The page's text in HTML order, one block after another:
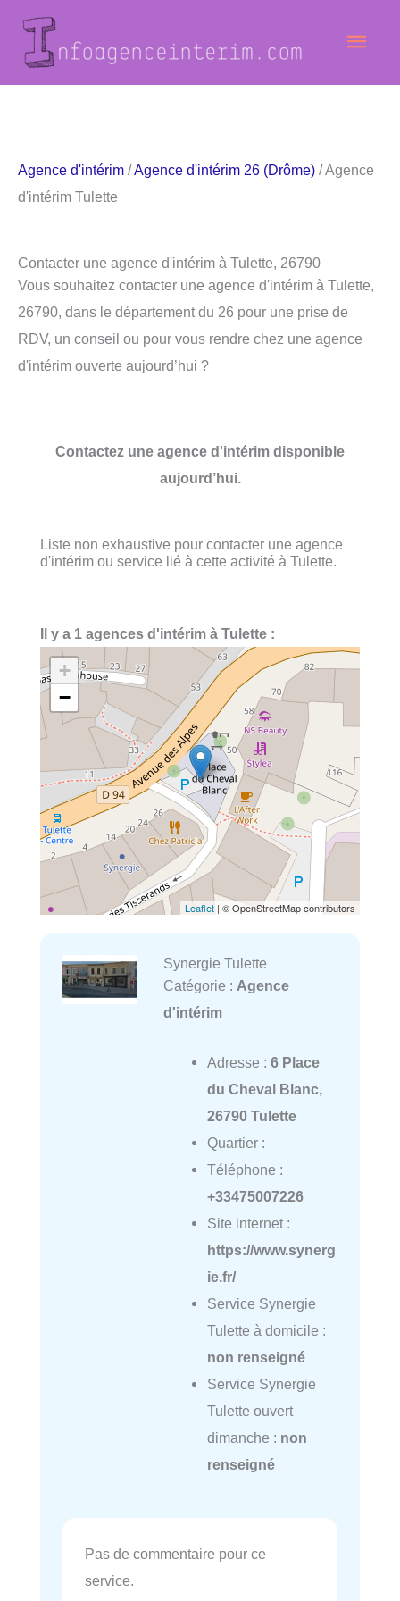
contenu
Agence d'intérim /Agence d'intérim 26 (Drôme) / Agence
d'intérim Tulette
Contacter une agence d'intérim à Tulette, 26790
Vous souhaitez contacter une agence d'intérim à Tulette,
26790, dans le département du 26 pour une prise de
RDV, un conseil ou pour vous rendre chez une agence
d'intérim ouverte aujourd’hui ?
Contactez une agence d'intérim disponible
aujourd’hui.
Liste non exhaustive pour contacter une agence
d'intérim ou service lié à cette activité à Tulette.
Il y a 1 agences d'intérim à Tulette :
+
−
Leaflet | © OpenStreetMap contributors
Synergie Tulette
Catégorie : Agence
d'intérim
Adresse : 6 Place
du Cheval Blanc,
26790 Tulette
Quartier :
Téléphone :
+33475007226
Site internet :
https://www.synerg
ie.fr/
Service Synergie
Tulette à domicile :
non renseigné
Service Synergie
Tulette ouvert
dimanche : non
renseigné
Pas de commentaire pour ce
service.